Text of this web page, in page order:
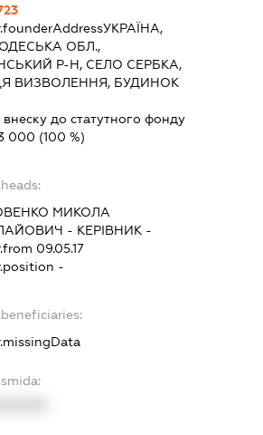
УКРАЇНА,
ОДЕСЬКА ОБЛ.,
Р-Н, СЕЛО СЕРБКА,
ВИЗВОЛЕННЯ, БУДИНОК
внеску до статутного фонду
000 (100 %)
МИКОЛА
- КЕРІВНИК -
09.05.17
-